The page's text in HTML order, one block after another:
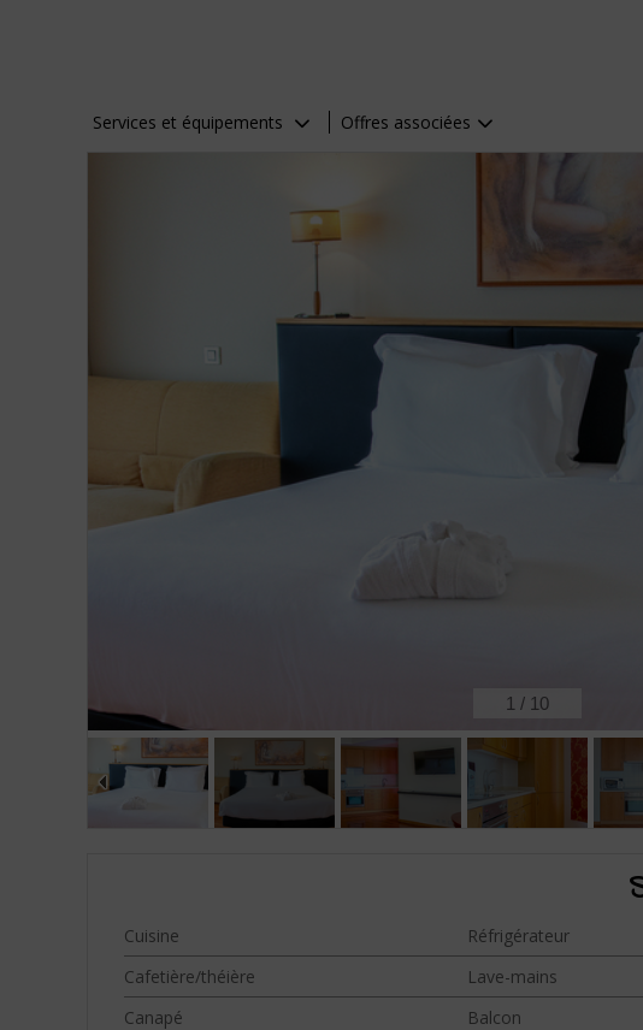
Services et équipements Offres associées
2 / 10
Cuisine
Réfrigérateur
Cafetière/théière
Lave-mains
Canapé
Balcon